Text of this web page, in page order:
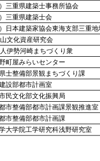
）三重県建築士事務所協会
）三重県建築士会
）日本建築家協会東海支部三重
文化資産研究会
伊勢河崎まちづくり衆
町屋みらいセンター
士整備部景観まちづくり課
設部都市計画室
民文化部文化振興局
市整備部都市計画課景観推進室
市整備部都市計画課
大学院工学研究科浅野研究室